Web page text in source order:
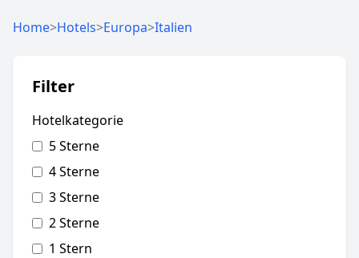
Home>Hotels>Europa>Italien
Filter
Hotelkategorie
5 Sterne
4 Sterne
3 Sterne
2 Sterne
1 Stern